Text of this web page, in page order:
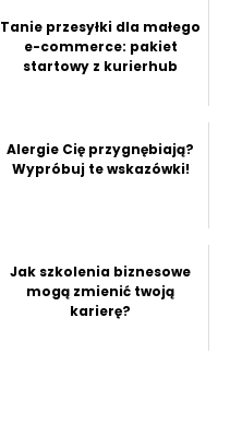
Tanie przesyłki dla małego
e-commerce: pakiet
startowy z kurierhub
Alergie Cię przygnębiają?
Wypróbuj te wskazówki!
Jak szkolenia biznesowe
mogą zmienić twoją
karierę?